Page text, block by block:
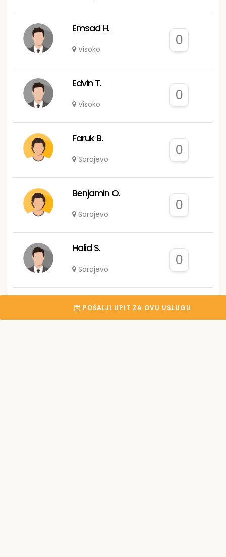
POŠALJI UPIT ZA OVU USLUGU
Emsad H.
Visoko
0
Edvin T.
Visoko
0
Faruk B.
Sarajevo
0
Benjamin O.
Sarajevo
0
Halid S.
Sarajevo
0
Ana
0